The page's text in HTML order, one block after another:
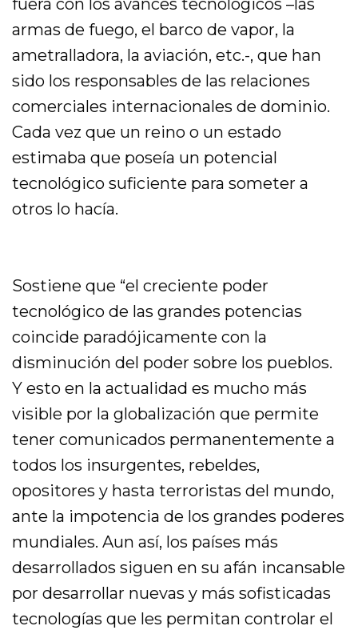
fuera con los avances tecnológicos –las
armas de fuego, el barco de vapor, la
ametralladora, la aviación, etc.-, que han
sido los responsables de las relaciones
comerciales internacionales de dominio.
Cada vez que un reino o un estado
estimaba que poseía un potencial
tecnológico suficiente para someter a
otros lo hacía.
Sostiene que “el creciente poder
tecnológico de las grandes potencias
coincide paradójicamente con la
disminución del poder sobre los pueblos.
Y esto en la actualidad es mucho más
visible por la globalización que permite
tener comunicados permanentemente a
todos los insurgentes, rebeldes,
opositores y hasta terroristas del mundo,
ante la impotencia de los grandes poderes
mundiales. Aun así, los países más
desarrollados siguen en su afán incansable
por desarrollar nuevas y más sofisticadas
tecnologías que les permitan controlar el